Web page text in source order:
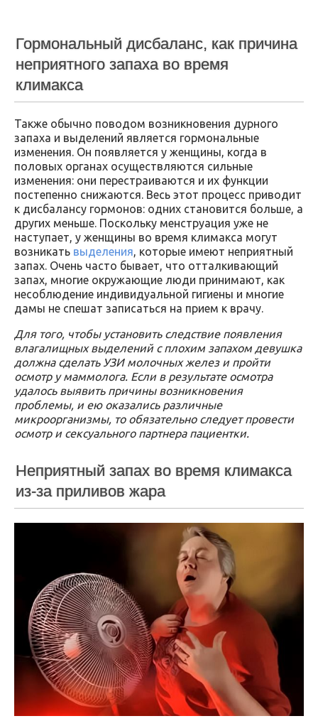
Гормональный дисбаланс, как причина
неприятного запаха во время
климакса
Также обычно поводом возникновения дурного
запаха и выделений является гормональные
изменения. Он появляется у женщины, когда в
половых органах осуществляются сильные
изменения: они перестраиваются и их функции
постепенно снижаются. Весь этот процесс приводит
к дисбалансу гормонов: одних становится больше, а
других меньше. Поскольку менструация уже не
наступает, у женщины во время климакса могут
возникать выделения, которые имеют неприятный
запах. Очень часто бывает, что отталкивающий
запах, многие окружающие люди принимают, как
несоблюдение индивидуальной гигиены и многие
дамы не спешат записаться на прием к врачу.
Для того, чтобы установить следствие появления
влагалищных выделений с плохим запахом девушка
должна сделать УЗИ молочных желез и пройти
осмотр у маммолога. Если в результате осмотра
удалось выявить причины возникновения
проблемы, и ею оказались различные
микроорганизмы, то обязательно следует провести
осмотр и сексуального партнера пациентки.
Неприятный запах во время климакса
из-за приливов жара